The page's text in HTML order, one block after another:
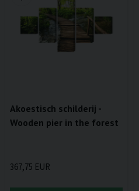
Akoestisch schilderij -
Wooden pier in the forest
367,75 EUR